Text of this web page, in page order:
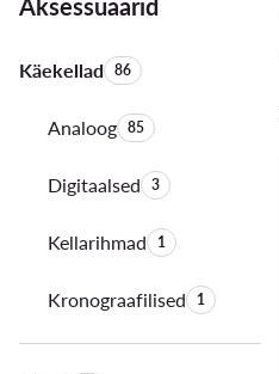
Aksessuaarid
KäekelladToodete arv:
86
AnaloogToodete arv:
85
DigitaalsedToodete arv:
3
KellarihmadToodete arv:
1
KronograafilisedToodete arv:
1